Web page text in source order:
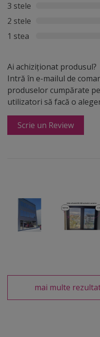
3 stele
2 stele
1 stea
Ai achiziționat produsul?
Intră în e-mailul de
produselor cumpărate
utilizatori să facă o
Scrie un Review
mai multe